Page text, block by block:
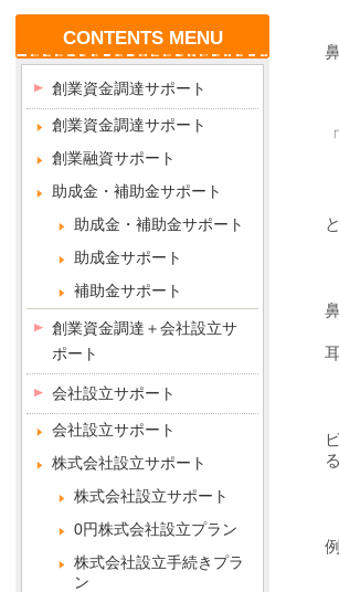
CONTENTS MENU
創業資金調達サポート
創業資金調達サポート
創業融資サポート
助成金・補助金サポート
助成金・補助金サポート
助成金サポート
補助金サポート
創業資金調達＋会社設立サ
ポート
会社設立サポート
会社設立サポート
株式会社設立サポート
株式会社設立サポート
0円株式会社設立プラン
株式会社設立手続きプラ
ン